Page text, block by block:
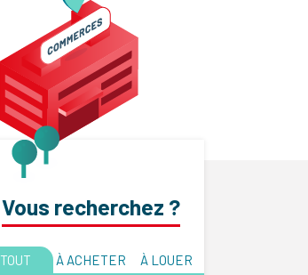
Vous recherchez ?
TOUT À ACHETER À LOUER